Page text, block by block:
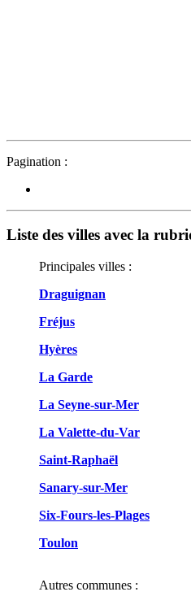
Pagination :
Liste des villes avec la
Principales villes :
Draguignan
Fréjus
Hyères
La Garde
La Seyne-sur-Mer
La Valette-du-Var
Saint-Raphaël
Sanary-sur-Mer
Six-Fours-les-Plages
Toulon
Autres communes :